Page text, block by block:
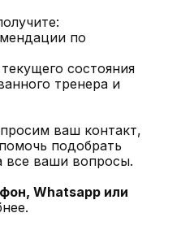
по
состояния
тренера и
ваш контакт,
подобрать
все ваши вопросы.
Whatsapp или